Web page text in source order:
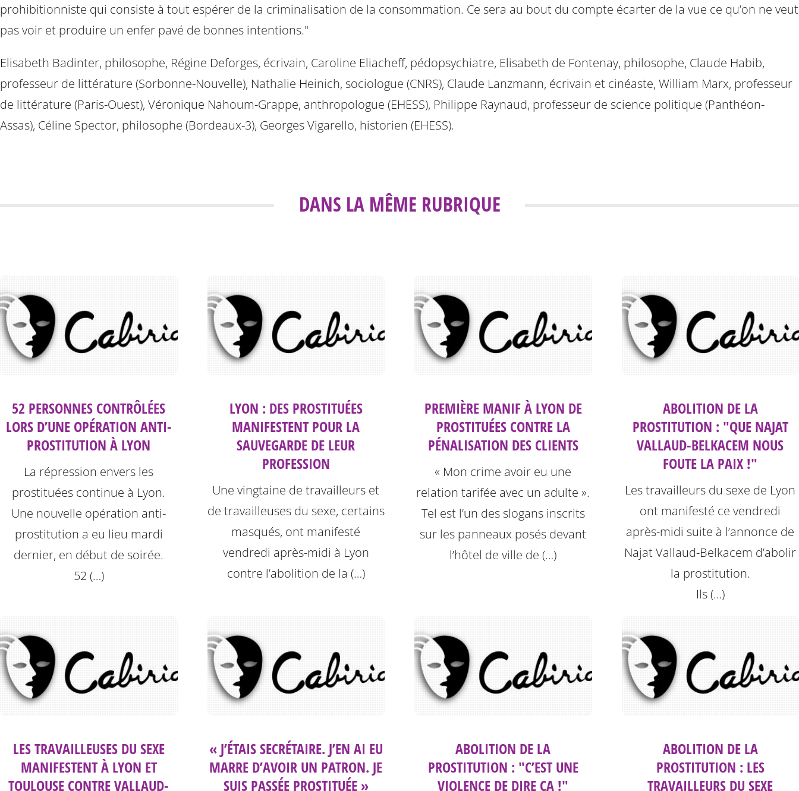
prohibitionniste qui consiste à tout espérer de la criminalisation de la consommation. Ce sera au bout du compte écarter de la vue ce qu’on ne veut
pas voir et produire un enfer pavé de bonnes intentions."
Elisabeth Badinter, philosophe, Régine Deforges, écrivain, Caroline Eliacheff, pédopsychiatre, Elisabeth de Fontenay, philosophe, Claude Habib,
professeur de littérature (Sorbonne-Nouvelle), Nathalie Heinich, sociologue (CNRS), Claude Lanzmann, écrivain et cinéaste, William Marx, professeur
de littérature (Paris-Ouest), Véronique Nahoum-Grappe, anthropologue (EHESS), Philippe Raynaud, professeur de science politique (Panthéon-
Assas), Céline Spector, philosophe (Bordeaux-3), Georges Vigarello, historien (EHESS).
DANS LA MÊME RUBRIQUE
52 PERSONNES CONTRÔLÉES
LORS D’UNE OPÉRATION ANTI-
PROSTITUTION À LYON
La répression envers les
prostituées continue à Lyon.
Une nouvelle opération anti-
prostitution a eu lieu mardi
dernier, en début de soirée.
52 (…)
LYON : DES PROSTITUÉES
MANIFESTENT POUR LA
SAUVEGARDE DE LEUR
PROFESSION
Une vingtaine de travailleurs et
de travailleuses du sexe, certains
masqués, ont manifesté
vendredi après-midi à Lyon
contre l’abolition de la (…)
PREMIÈRE MANIF À LYON DE
PROSTITUÉES CONTRE LA
PÉNALISATION DES CLIENTS
« Mon crime avoir eu une
relation tarifée avec un adulte ».
Tel est l’un des slogans inscrits
sur les panneaux posés devant
l’hôtel de ville de (…)
ABOLITION DE LA
PROSTITUTION : "QUE NAJAT
VALLAUD-BELKACEM NOUS
FOUTE LA PAIX !"
Les travailleurs du sexe de Lyon
ont manifesté ce vendredi
après-midi suite à l’annonce de
Najat Vallaud-Belkacem d’abolir
la prostitution.
Ils (…)
LES TRAVAILLEUSES DU SEXE
MANIFESTENT À LYON ET
TOULOUSE CONTRE VALLAUD-
« J’ÉTAIS SECRÉTAIRE. J’EN AI EU
MARRE D’AVOIR UN PATRON. JE
SUIS PASSÉE PROSTITUÉE »
ABOLITION DE LA
PROSTITUTION : "C’EST UNE
VIOLENCE DE DIRE ÇA !"
ABOLITION DE LA
PROSTITUTION : LES
TRAVAILLEURS DU SEXE